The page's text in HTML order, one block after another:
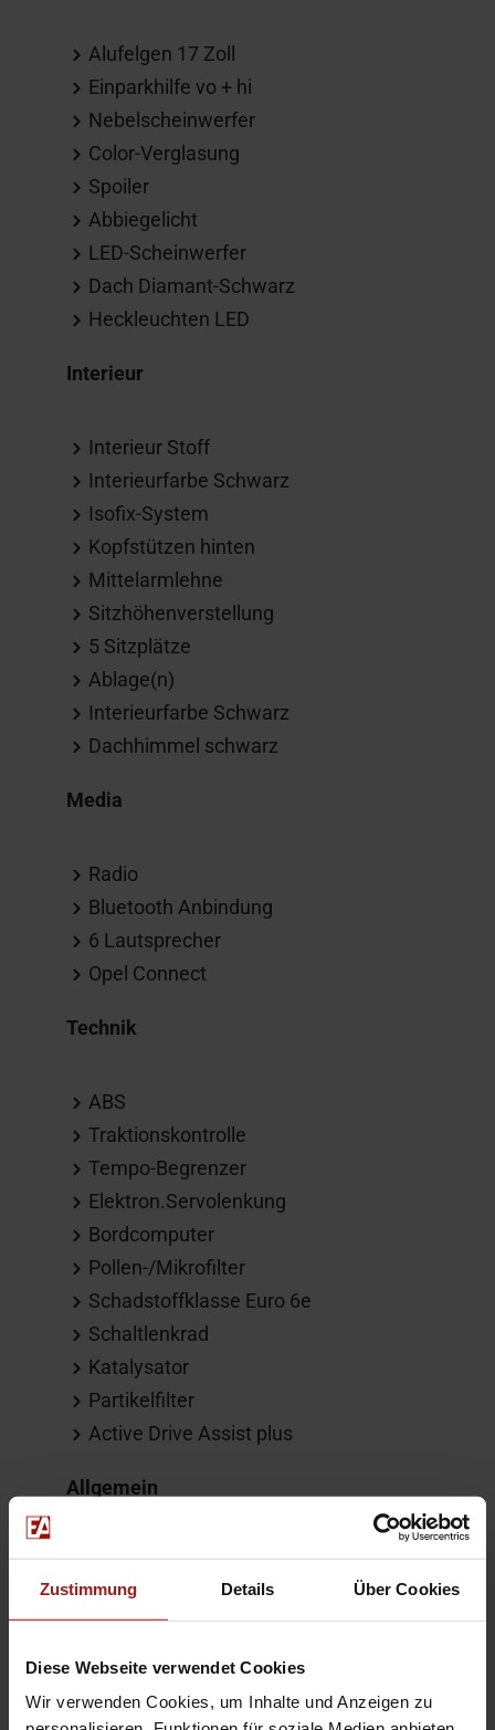
Zustimmung Details Über Cookies
Diese Webseite verwendet Cookies
Wir verwenden Cookies, um Inhalte und Anzeigen zu
Alufelgen 17 Zoll
Einparkhilfe vo + hi
Nebelscheinwerfer
Color-Verglasung
Spoiler
Abbiegelicht
LED-Scheinwerfer
Dach Diamant-Schwarz
Heckleuchten LED
Interieur
Interieur Stoff
Interieurfarbe Schwarz
Isofix-System
Kopfstützen hinten
Mittelarmlehne
Sitzhöhenverstellung
5 Sitzplätze
Ablage(n)
Interieurfarbe Schwarz
Dachhimmel schwarz
Media
Radio
Bluetooth Anbindung
6 Lautsprecher
Opel Connect
Technik
ABS
Traktionskontrolle
Tempo-Begrenzer
Elektron.Servolenkung
Bordcomputer
Pollen-/Mikrofilter
Schadstoffklasse Euro 6e
Schaltlenkrad
Katalysator
Partikelfilter
Active Drive Assist plus
Allgemein
Garantie
Sonstiges
CO2 Effizienzklasse (gewichtet): D